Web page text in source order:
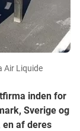
Air Liquide
inden for
Sverige og
en af deres